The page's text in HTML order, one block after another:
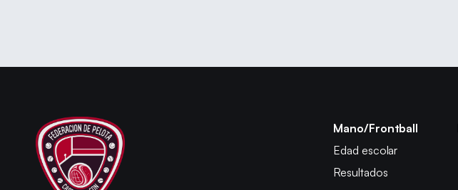
Mano/Frontball
Edad escolar
Resultados